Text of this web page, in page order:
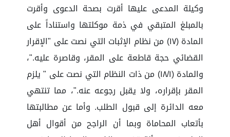
وكيلة المدعى عليها أقرت بصحة الدعوى وأقرت
بالمبلغ المتبقي في ذمة موكلتها واستناداً على
المادة (١٧) من نظام الإثبات التي نصت على "الإقرار
القضائي حجة قاطعة على المقر، وقاصرة عليه."،
والمادة (١٨/١) من ذات النظام التي نصت على " يلزم
المقر بإقراره، ولا يقبل رجوعه عنه."، مما تنتهي
معه الدائرة إلى قبول الطلب. وأما عن مطالبتها
بأتعاب المحاماة وبما أن الراجح من أقوال أهل